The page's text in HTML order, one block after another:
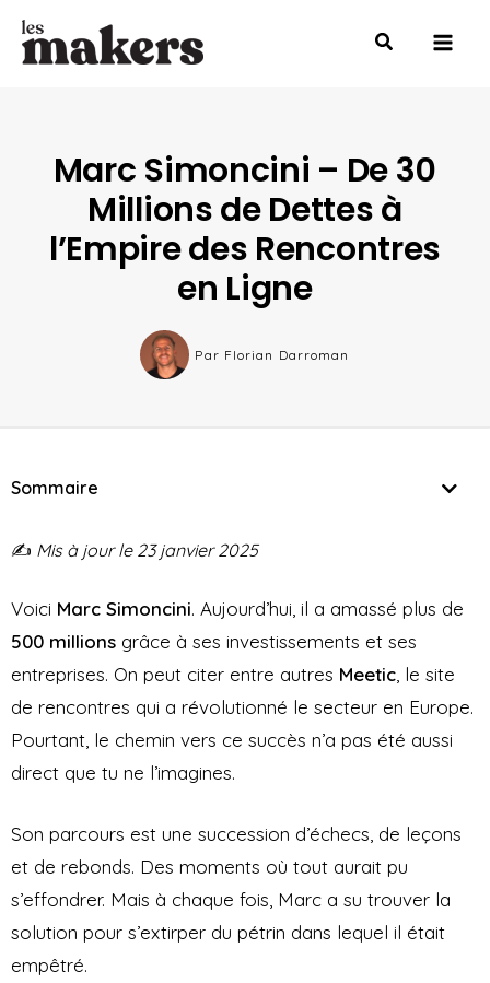
Aller
Marc Simoncini – De 30
Millions de Dettes à
l’Empire des Rencontres
en Ligne
Par Florian Darroman
Sommaire
✍️ Mis à jour le 23 janvier 2025
Voici Marc Simoncini. Aujourd’hui, il a amassé plus de
500 millions grâce à ses investissements et ses
entreprises. On peut citer entre autres Meetic, le site
de rencontres qui a révolutionné le secteur en Europe.
Pourtant, le chemin vers ce succès n’a pas été aussi
direct que tu ne l’imagines.
Son parcours est une succession d’échecs, de leçons
et de rebonds. Des moments où tout aurait pu
s’effondrer. Mais à chaque fois, Marc a su trouver la
solution pour s’extirper du pétrin dans lequel il était
empêtré.